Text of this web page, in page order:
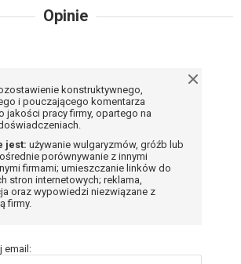
Opinie
konstruktywnego,
i pouczającego komentarza
jakości pracy firmy, opartego na
jest: używanie wulgaryzmów, gróźb lub
porównywanie z innymi
firmami; umieszczanie linków do
stron internetowych; reklama,
oraz wypowiedzi niezwiązane z
firmy.
email: